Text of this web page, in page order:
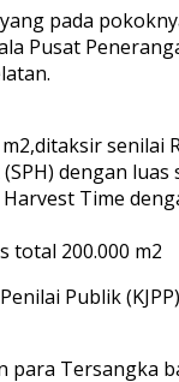
pada
Pusat
senilai
dengan luas
Time
total 200.000 m2
Publik
para Tersangka